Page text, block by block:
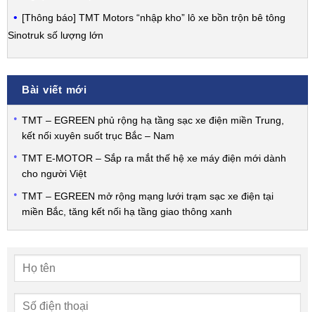
[Thông báo] TMT Motors “nhập kho” lô xe bồn trộn bê tông
Sinotruk số lượng lớn
Bài viết mới
TMT – EGREEN phủ rộng hạ tầng sạc xe điện miền Trung,
kết nối xuyên suốt trục Bắc – Nam
TMT E-MOTOR – Sắp ra mắt thế hệ xe máy điện mới dành
cho người Việt
TMT – EGREEN mở rộng mạng lưới trạm sạc xe điện tại
miền Bắc, tăng kết nối hạ tầng giao thông xanh